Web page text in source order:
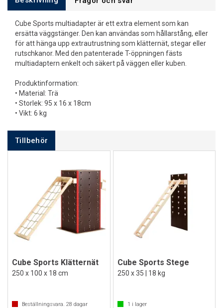
Cube Sports multiadapter är ett extra element som kan
ersätta väggstänger. Den kan användas som hållarstång, eller
för att hänga upp extrautrustning som klätternät, stegar eller
rutschkanor. Med den patenterade T-öppningen fästs
multiadaptern enkelt och säkert på väggen eller kuben.
Produktinformation:
• Material: Trä
• Storlek: 95 x 16 x 18cm
• Vikt: 6 kg
Tillbehör
Cube Sports Klätternät
250 x 100 x 18 cm
Beställningsvara. 28 dagar
Cube Sports Stege
250 x 35 | 18 kg
1 i lager